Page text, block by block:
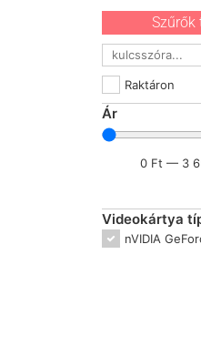
Szűrők
Raktáron
Ár
0 Ft — 3
Videokártya
nVIDIA